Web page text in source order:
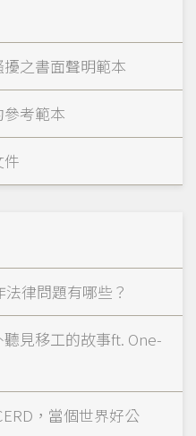
之書面聲明範本
考範本
律問題有哪些？
見移工的故事ft. One-
，當個世界好公